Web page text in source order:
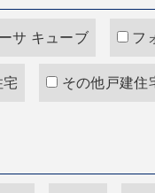
サ キューブ フ
宅 その他戸建住